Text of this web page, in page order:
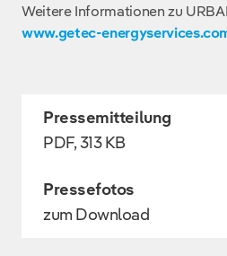
Weitere Informationen zu
www.getec-
Pressemitteilung
PDF, 313 KB
Pressefotos
zum Download